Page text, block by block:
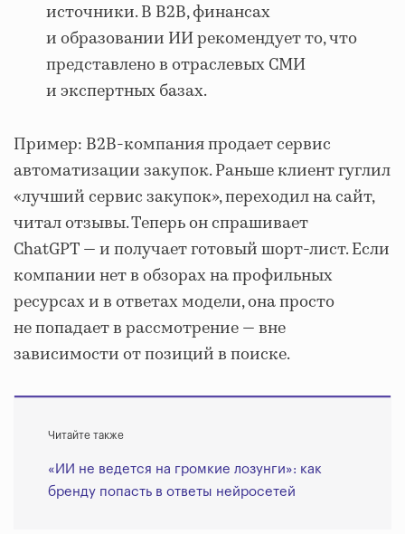
источники. В B2B, финансах
и образовании ИИ рекомендует то, что
представлено в отраслевых СМИ
и экспертных базах.
Пример: B2B-компания продает сервис
автоматизации закупок. Раньше клиент гуглил
«лучший сервис закупок», переходил на сайт,
читал отзывы. Теперь он спрашивает
ChatGPT — и получает готовый шорт-лист. Если
компании нет в обзорах на профильных
ресурсах и в ответах модели, она просто
не попадает в рассмотрение — вне
зависимости от позиций в поиске.
Читайте также
«ИИ не ведется на громкие лозунги»: как
бренду попасть в ответы нейросетей